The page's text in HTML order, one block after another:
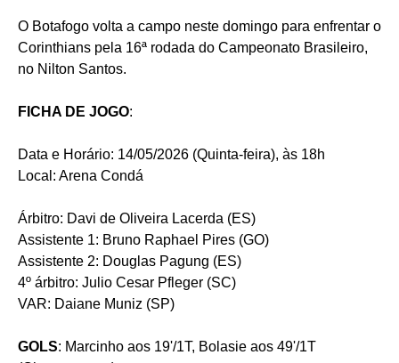
O Botafogo volta a campo neste domingo para enfrentar o
Corinthians pela 16ª rodada do Campeonato Brasileiro,
no Nilton Santos.
FICHA DE JOGO:
Data e Horário: 14/05/2026 (Quinta-feira), às 18h
Local: Arena Condá
Árbitro: Davi de Oliveira Lacerda (ES)
Assistente 1: Bruno Raphael Pires (GO)
Assistente 2: Douglas Pagung (ES)
4º árbitro: Julio Cesar Pfleger (SC)
VAR: Daiane Muniz (SP)
GOLS: Marcinho aos 19'/1T, Bolasie aos 49'/1T